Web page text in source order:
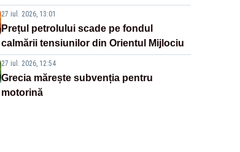
27 iul. 2026, 13:01
Prețul petrolului scade pe fondul
calmării tensiunilor din Orientul Mijlociu
27 iul. 2026, 12:54
Grecia mărește subvenția pentru
motorină